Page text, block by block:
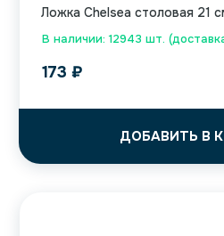
В наличии: 12943 шт.
Ложка Chelsea столовая 21
173 ₽
ДОБАВИТЬ В